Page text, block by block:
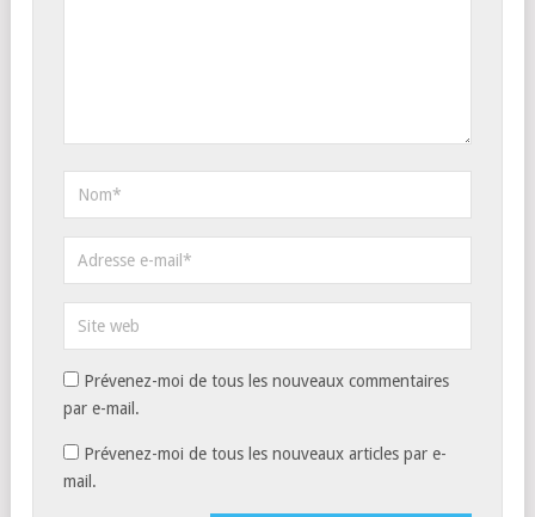
Prévenez-moi de tous les nouveaux commentaires
par e-mail.
Prévenez-moi de tous les nouveaux articles par e-
mail.